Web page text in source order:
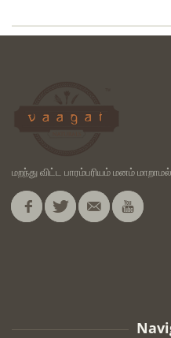
மறந்து விட்ட பாரம்பரியம் மனம்